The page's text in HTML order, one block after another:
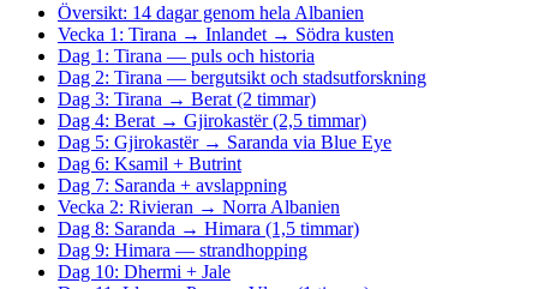
Översikt: 14 dagar genom hela Albanien
Vecka 1: Tirana → Inlandet → Södra kusten
Dag 1: Tirana — puls och historia
Dag 2: Tirana — bergutsikt och stadsutforskning
Dag 3: Tirana → Berat (2 timmar)
Dag 4: Berat → Gjirokastër (2,5 timmar)
Dag 5: Gjirokastër → Saranda via Blue Eye
Dag 6: Ksamil + Butrint
Dag 7: Saranda + avslappning
Vecka 2: Rivieran → Norra Albanien
Dag 8: Saranda → Himara (1,5 timmar)
Dag 9: Himara — strandhopping
Dag 10: Dhermi + Jale